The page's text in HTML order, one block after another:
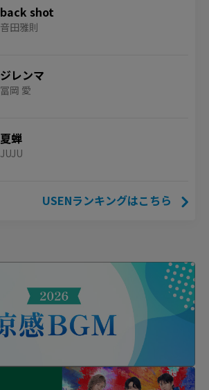
back shot
音田雅則
ジレンマ
冨岡 愛
夏蝉
JUJU
USENランキングはこちら